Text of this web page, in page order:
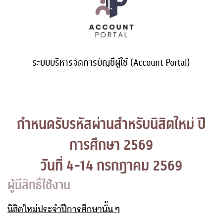
ระบบบริหารจัดการบัญชีผู้ใช้ (Account Portal)
กำหนดรับรหัสผ่านสำหรับนิสิตใหม่ ปี
การศึกษา 2569
ผู้มีสิทธิ์ใช้งาน
นิสิตใหม่ประจำปีการศึกษานั้น ๆ